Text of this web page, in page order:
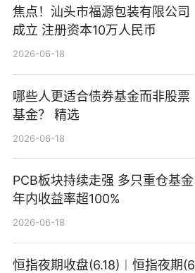
焦点！汕头市福源包装有限公司
成立 注册资本10万人民币
2026-06-18
哪些人更适合债券基金而非股票
基金？ 精选
2026-06-18
PCB板块持续走强 多只重仓基金
年内收益率超100%
2026-06-18
恒指夜期收盘(6.18)︱恒指夜期(6